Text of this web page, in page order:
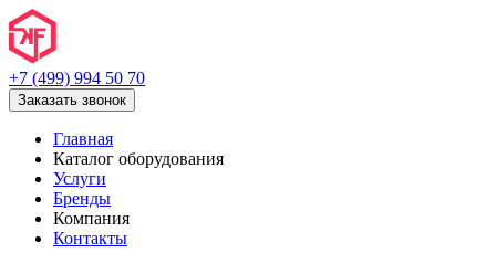
+7 (499) 994 50 70
Заказать звонок
Главная
Каталог оборудования
Услуги
Бренды
Компания
Контакты